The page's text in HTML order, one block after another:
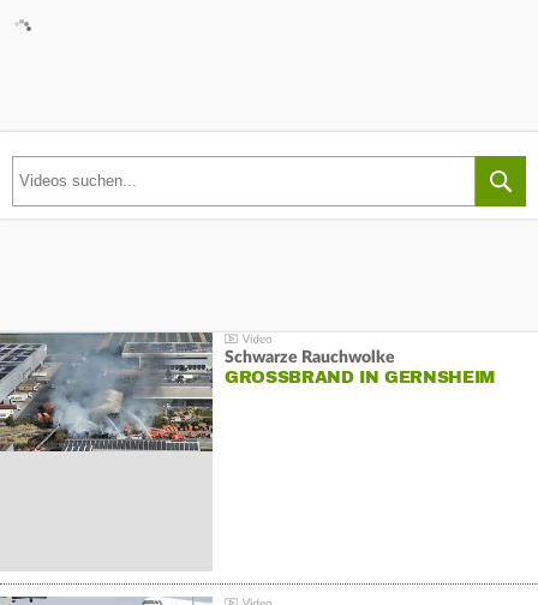
Schwarze Rauchwolke
GROSSBRAND IN GERNSHEIM